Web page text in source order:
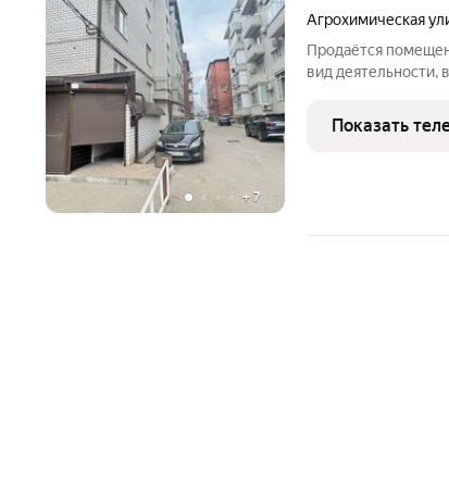
+ 7
Агрохимическая
Продаётся
вид деятельности,
Показать